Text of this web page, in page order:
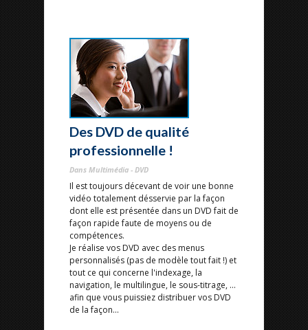
Des DVD de qualité
professionnelle !
Dans Multimédia - DVD
Il est toujours décevant de voir une bonne
vidéo totalement désservie par la façon
dont elle est présentée dans un DVD fait de
façon rapide faute de moyens ou de
compétences.
Je réalise vos DVD avec des menus
personnalisés (pas de modèle tout fait !) et
tout ce qui concerne l'indexage, la
navigation, le multilingue, le sous-titrage, ...
afin que vous puissiez distribuer vos DVD
de la façon...